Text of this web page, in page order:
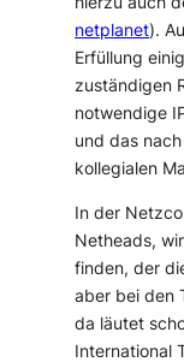
netplanet).
Erfüllung
zuständigen
notwendige
und das
kollegialen
In der
Netheads,
finden, der
aber bei den
da läutet
International